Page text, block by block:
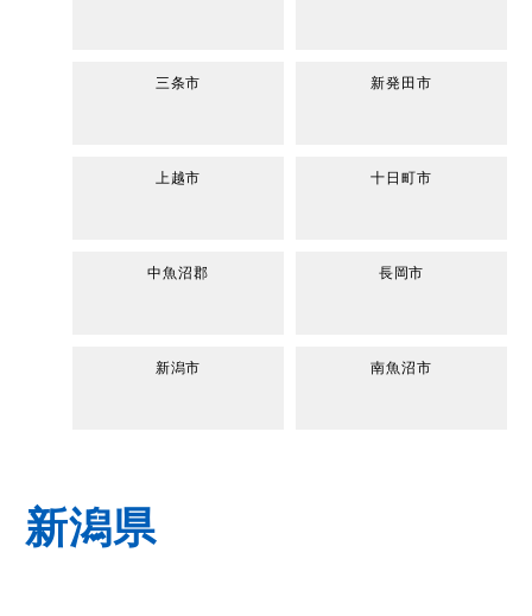
三条市 新発田市
上越市 十日町市
中魚沼郡 長岡市
新潟市 南魚沼市
新潟県